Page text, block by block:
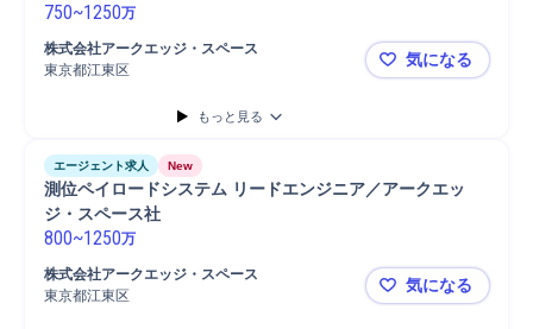
750~1250万
株式会社アークエッジ・スペース
東京都江東区
電気設計エ
気になる
もっと見る
エージェント求人 New
測位ペイロードシステム リードエンジニア／アークエッ
ジ・スペース社
800~1250万
株式会社アークエッジ・スペース
東京都江東区
測位ペイロ
気になる